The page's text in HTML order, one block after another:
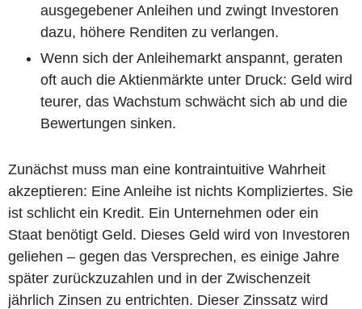
ausgegebener Anleihen und zwingt Investoren
dazu, höhere Renditen zu verlangen.
Wenn sich der Anleihemarkt anspannt, geraten
oft auch die Aktienmärkte unter Druck: Geld wird
teurer, das Wachstum schwächt sich ab und die
Bewertungen sinken.
Zunächst muss man eine kontraintuitive Wahrheit
akzeptieren: Eine Anleihe ist nichts Kompliziertes. Sie
ist schlicht ein Kredit. Ein Unternehmen oder ein
Staat benötigt Geld. Dieses Geld wird von Investoren
geliehen – gegen das Versprechen, es einige Jahre
später zurückzuzahlen und in der Zwischenzeit
jährlich Zinsen zu entrichten. Dieser Zinssatz wird